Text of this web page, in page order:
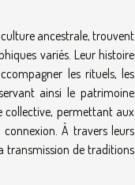
ancestrale, trouvent
variés. Leur histoire
les rituels, les
ainsi le patrimoine
collective, permettant aux
À travers leurs
transmission de traditions